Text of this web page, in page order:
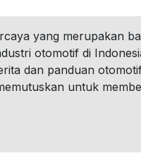
yang merupakan
otomotif di
dan panduan
untuk